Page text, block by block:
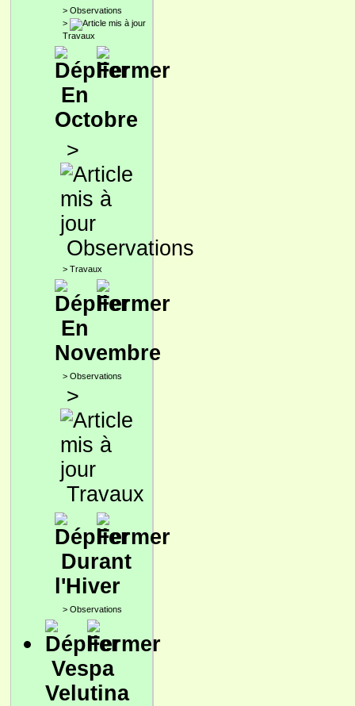
> Observations
>
Travaux
En
Octobre
>
Observations
> Travaux
En
Novembre
> Observations
>
Travaux
Durant
l'Hiver
> Observations
Vespa
Velutina